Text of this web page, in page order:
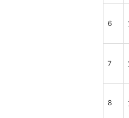
6
7
8